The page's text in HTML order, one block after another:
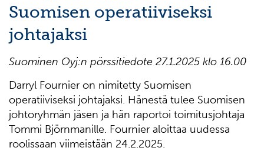
Suomisen operatiiviseksi
johtajaksi
Suominen Oyj:n pörssitiedote 27.1.2025 klo 16.00
Darryl Fournier on nimitetty Suomisen
operatiiviseksi johtajaksi. Hänestä tulee Suomisen
johtoryhmän jäsen ja hän raportoi toimitusjohtaja
Tommi Björnmanille. Fournier aloittaa uudessa
roolissaan viimeistään 24.2.2025.